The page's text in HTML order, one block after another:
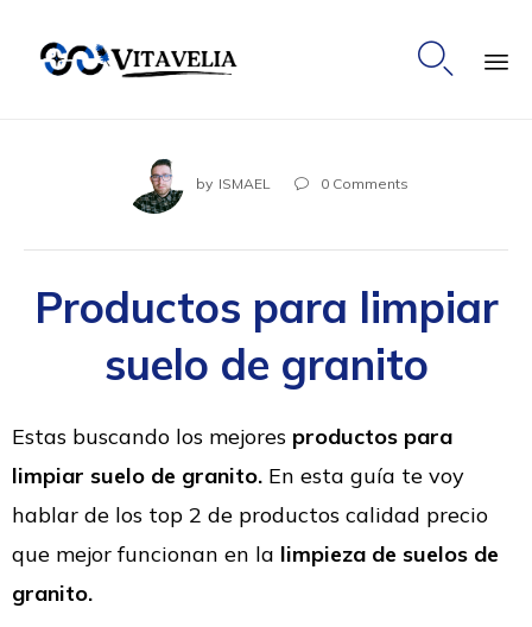

by ISMAEL  0 Comments
Productos para limpiar
suelo de granito
Estas buscando los mejores productos para
limpiar suelo de granito. En esta guía te voy
hablar de los top 2 de productos calidad precio
que mejor funcionan en la limpieza de suelos de
granito.